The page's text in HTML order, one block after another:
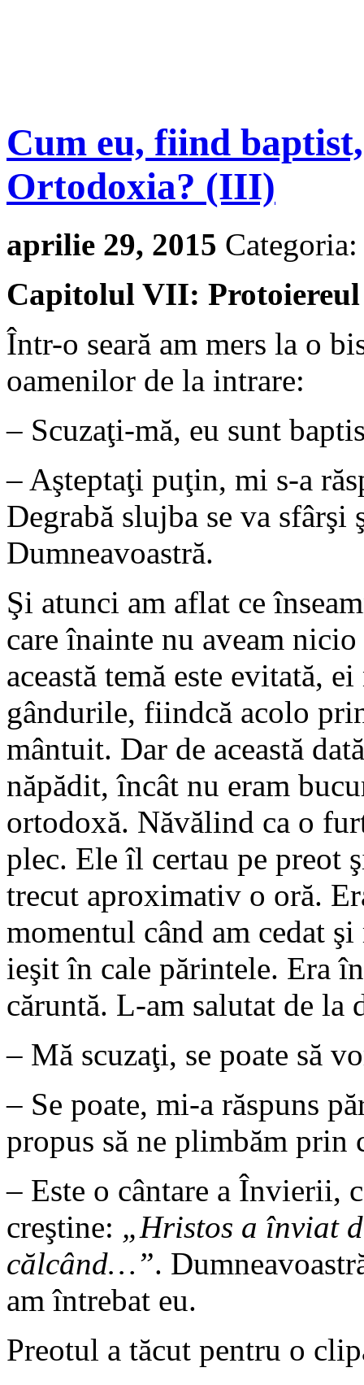
Cum eu, fiind
Ortodoxia? (III)
aprilie 29, 2015 Categoria:
Capitolul VII:
Într-o seară am mers la o
oamenilor de la intrare:
– Scuzaţi-mă, eu sunt
– Aşteptaţi puţin, mi s-a
Degrabă slujba se va
Dumneavoastră.
Şi atunci am aflat ce
care înainte nu aveam
această temă este evitată,
gândurile, fiindcă acolo
mântuit. Dar de această
năpădit, încât nu eram
ortodoxă. Năvălind ca o
plec. Ele îl certau pe preot
trecut aproximativ o oră.
momentul când am cedat
ieşit în cale părintele. Era
căruntă. L-am salutat de la
– Mă scuzaţi, se poate să
– Se poate, mi-a răspuns
propus să ne plimbăm prin
– Este o cântare a Învierii,
creştine: „Hristos a înviat
călcând…”.
am întrebat eu.
Preotul a tăcut pentru o